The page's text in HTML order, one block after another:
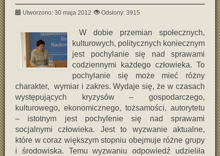
Utworzono: 30 maja 2012 Odsłony: 3915
W dobie przemian społecznych,
kulturowych, politycznych koniecznym
jest pochylanie się nad sprawami
codziennymi każdego człowieka. To
pochylanie się może mieć różny
charakter, wymiar i zakres. Wydaje się, że w czasach
występujących kryzysów – gospodarczego,
kulturowego, ekonomicznego, tożsamości, autorytetu
– istotnym jest pochylenie się nad sprawami
socjalnymi człowieka. Jest to wyzwanie aktualne,
które w coraz większym stopniu obejmuje różne grupy
i środowiska. Temu wyzwaniu odpowiedź udzieliła